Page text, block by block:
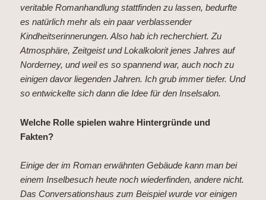
veritable Romanhandlung stattfinden zu lassen, bedurfte
es natürlich mehr als ein paar verblassender
Kindheitserinnerungen. Also hab ich recherchiert. Zu
Atmosphäre, Zeitgeist und Lokalkolorit jenes Jahres auf
Norderney, und weil es so spannend war, auch noch zu
einigen davor liegenden Jahren. Ich grub immer tiefer. Und
so entwickelte sich dann die Idee für den Inselsalon.
Welche Rolle spielen wahre Hintergründe und
Fakten?
Einige der im Roman erwähnten Gebäude kann man bei
einem Inselbesuch heute noch wiederfinden, andere nicht.
Das Conversationshaus zum Beispiel wurde vor einigen